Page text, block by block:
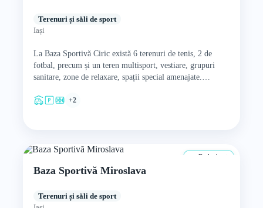
Terenuri și săli de sport
Iași
La Baza Sportivă Ciric există 6 terenuri de tenis, 2 de
fotbal, precum și un teren multisport, vestiare, grupuri
sanitare, zone de relaxare, spații special amenajate.…
+2
De la 4 ani
Baza Sportivă Miroslava
Terenuri și săli de sport